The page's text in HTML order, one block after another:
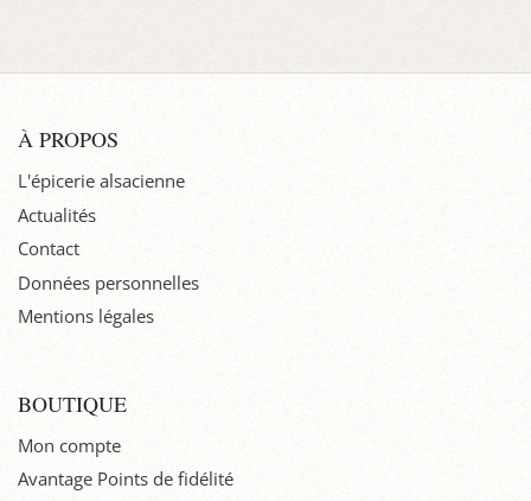
À PROPOS
L'épicerie alsacienne
Actualités
Contact
Données personnelles
Mentions légales
BOUTIQUE
Mon compte
Avantage Points de fidélité